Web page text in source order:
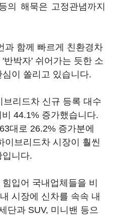
의 해묵은 고정관념까지
과 함께 빠르게 친환경차
박자' 쉬어가는 듯한 소
이 쏠리고 있습니다.
리드차 신규 등록 대수
44.1% 증가했습니다.
대로 26.2% 증가분에
이브리드차 시장이 훨씬
니다.
입어 국내업체들을 비
시장에 신차를 속속 내
단과 SUV, 미니밴 등으